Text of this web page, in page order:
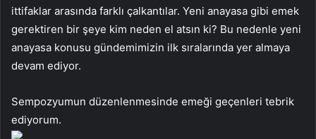
ittifaklar arasında farklı çalkantılar. Yeni anayasa gibi emek
gerektiren bir şeye kim neden el atsın ki? Bu nedenle yeni
anayasa konusu gündemimizin ilk sıralarında yer almaya
devam ediyor.
Sempozyumun düzenlenmesinde emeği geçenleri tebrik
ediyorum.